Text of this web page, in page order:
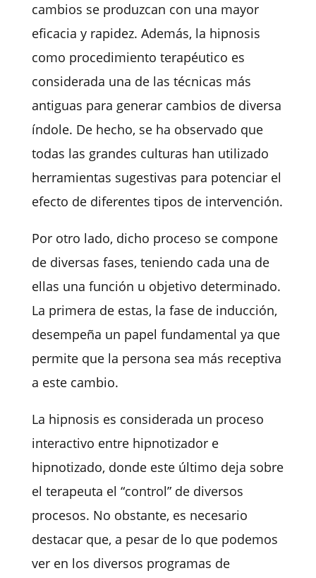
cambios se produzcan con una mayor
eficacia y rapidez. Además, la hipnosis
como procedimiento terapéutico es
considerada una de las técnicas más
antiguas para generar cambios de diversa
índole. De hecho, se ha observado que
todas las grandes culturas han utilizado
herramientas sugestivas para potenciar el
efecto de diferentes tipos de intervención.
Por otro lado, dicho proceso se compone
de diversas fases, teniendo cada una de
ellas una función u objetivo determinado.
La primera de estas, la fase de inducción,
desempeña un papel fundamental ya que
permite que la persona sea más receptiva
a este cambio.
La hipnosis es considerada un proceso
interactivo entre hipnotizador e
hipnotizado, donde este último deja sobre
el terapeuta el “control” de diversos
procesos. No obstante, es necesario
destacar que, a pesar de lo que podemos
ver en los diversos programas de